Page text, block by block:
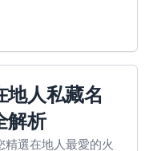
地人私藏名
解析
選在地人最愛的火